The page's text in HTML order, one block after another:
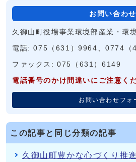
お問い合わせ
久御山町役場事業環境部産業・環
電話: 075（631）9964、0774（
ファックス: 075（631）6149
電話番号のかけ間違いにご注意く
お問い合わせフォ
この記事と同じ分類の記事
久御山町豊かな心づくり推